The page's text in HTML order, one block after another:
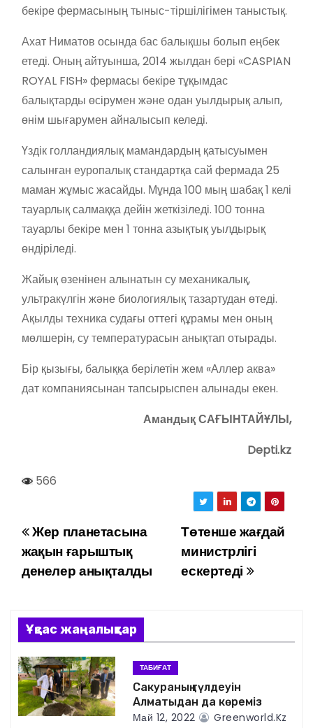
бекіре фермасының тыныс-тіршілігімен таныстық.
Ахат Ниматов осында бас балықшы болып еңбек
етеді. Оның айтуынша, 2014 жылдан бері «CASPIAN
ROYAL FISH» фермасы бекіре тұқымдас
балықтарды өсірумен және одан уылдырық алып,
өнім шығарумен айналысып келеді.
Үздік голландиялық мамандардың қатысуымен
салынған еуропалық стандартқа сай фермада 25
маман жұмыс жасайды. Мұнда 100 мың шабақ 1 келі
тауарлық салмаққа дейін жеткізіледі. 100 тонна
тауарлы бекіре мен 1 тонна азықтық уылдырық
өндіріледі.
Жайық өзенінен алынатын су механикалық,
ультракүлгін және биологиялық тазартудан өтеді.
Ақылды техника судағы оттегі құрамы мен оның
мөлшерін, су температурасын анықтап отырады.
Бір қызығы, балыққа берілетін жем «Аллер аква»
дат компаниясынан тапсырыспен алынады екен.
Амандық САҒЫНТАЙҰЛЫ,
Depti.kz
566
Н
а
и
г
а
ц
Төтенше жағдай
министрлігі
ескертеді
Жер планетасына
жақын ғарыштық
денелер анықталды
Ұқсас жаңалықтар
ТАБИҒАТ
Сакураның гүлдеуін
Алматыдан да көреміз
Май 12, 2022 Greenworld.kz